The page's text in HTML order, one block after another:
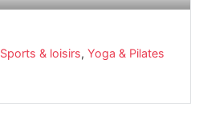
Sports & loisirs, Yoga & Pilates